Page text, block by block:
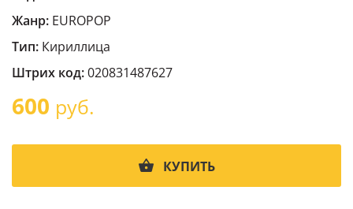
Жанр: EUROPOP
Тип: Кириллица
Штрих код:020831487627
600 руб.
КУПИТЬ